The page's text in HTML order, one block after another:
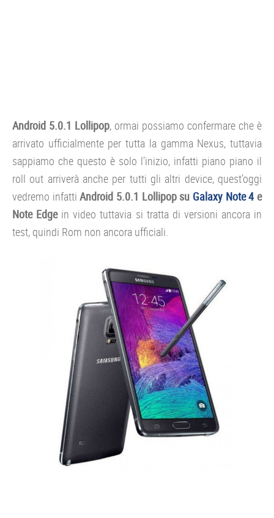
Android 5.0.1 Lollipop, ormai possiamo confermare che è
arrivato ufficialmente per tutta la gamma Nexus, tuttavia
sappiamo che questo è solo l’inizio, infatti piano piano il
roll out arriverà anche per tutti gli altri device, quest’oggi
vedremo infattiAndroid 5.0.1 Lollipop su Galaxy Note 4 e
Note Edgein video tuttavia si tratta di versioni ancora in
test, quindi Rom non ancora ufficiali.